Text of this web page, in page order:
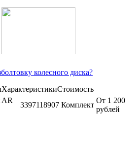
колесного диска?
AR
3397118907 Комплект
От 1 200
рублей